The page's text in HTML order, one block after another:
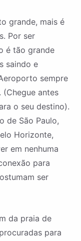
grande, mais é
Por ser
é tão grande
saindo e
sempre
antes
o seu destino).
de São Paulo,
Horizonte,
em nenhuma
para
ser
da praia de
para